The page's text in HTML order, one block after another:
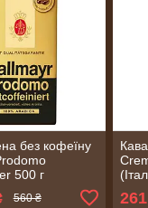
без кофеїну
500 г
560 ₴